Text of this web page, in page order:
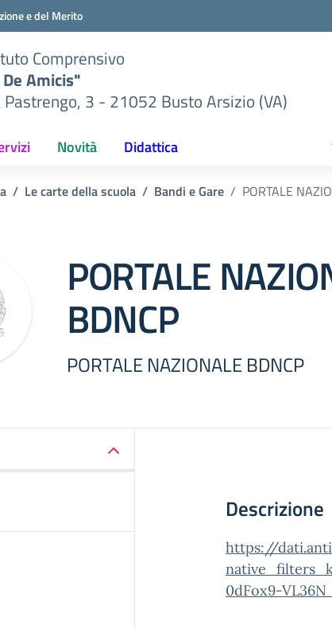
e del Merito
Comprensivo
Amicis"
Pastrengo, 3 - 21052 Busto Arsizio (VA)
Novità Didattica
Le carte della scuola Bandi e Gare PORTALE
PORTALE
BDNCP
PORTALE NAZIONALE BDNCP
Descrizione
https://
0dFox9-